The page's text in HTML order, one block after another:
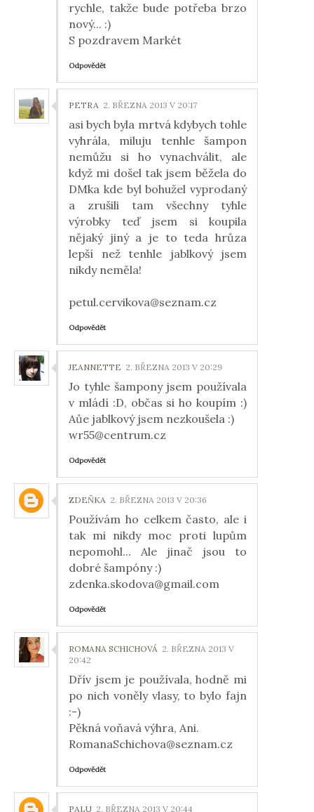
rychle, takže bude potřeba brzo
nový... :)
S pozdravem Markét
Odpovědět
PETRA 2. BŘEZNA 2013 V 20:17
asi bych byla mrtvá kdybych tohle
vyhrála, miluju tenhle šampon
nemůžu si ho vynachválit, ale
když mi došel tak jsem běžela do
DMka kde byl bohužel vyprodaný
a zrušili tam všechny tyhle
výrobky teď jsem si koupila
nějaký jiný a je to teda hrůza
lepší než tenhle jablkový jsem
nikdy neměla!
petul.cervikova@seznam.cz
Odpovědět
JEANNETTE 2. BŘEZNA 2013 V 20:29
Jo tyhle šampony jsem používala
v mládí :D, občas si ho koupím :)
Aůe jablkový jsem nezkoušela :)
wr55@centrum.cz
Odpovědět
ZDEŇKA 2. BŘEZNA 2013 V 20:36
Používám ho celkem často, ale i
tak mi nikdy moc proti lupům
nepomohl... Ale jinač jsou to
dobré šampóny :)
zdenka.skodova@gmail.com
Odpovědět
ROMANA SCHICHOVÁ 2. BŘEZNA 2013 V
20:42
Dřív jsem je používala, hodně mi
po nich voněly vlasy, to bylo fajn
:-)
Pěkná voňavá výhra, Ani.
RomanaSchichova@seznam.cz
Odpovědět
PALU 2. BŘEZNA 2013 V 20:44